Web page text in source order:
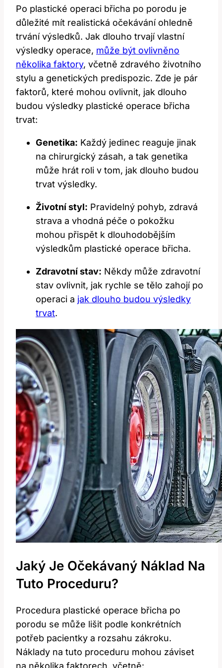
Po plastické operaci břicha po porodu je
důležité mít realistická očekávání ohledně
trvání výsledků. Jak dlouho trvají vlastní
výsledky operace, může být ovlivněno
několika faktory, včetně zdravého životního
stylu a genetických predispozic. Zde je pár
faktorů, které mohou ovlivnit, jak dlouho
budou výsledky plastické operace břicha
trvat:
Genetika: Každý jedinec reaguje jinak
na chirurgický zásah, a tak genetika
může hrát roli v tom, jak dlouho budou
trvat výsledky.
Životní styl: Pravidelný pohyb, zdravá
strava a vhodná péče o pokožku
mohou přispět k dlouhodobějším
výsledkům plastické operace břicha.
Zdravotní stav: Někdy může zdravotní
stav ovlivnit, jak rychle se tělo zahojí po
operaci a jak dlouho budou výsledky
trvat.
Jaký Je Očekávaný Náklad Na
Tuto Proceduru?
Procedura plastické operace břicha po
porodu se může lišit podle konkrétních
potřeb pacientky a rozsahu zákroku.
Náklady na tuto proceduru mohou záviset
na několika faktorech, včetně: